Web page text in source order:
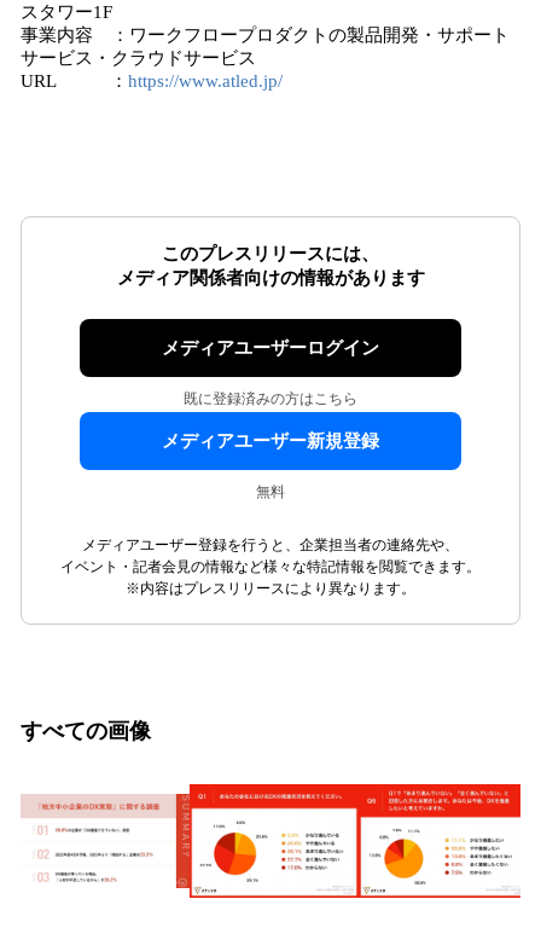
スタワー1F
事業内容 ：ワークフロープロダクトの製品開発・サポート
サービス・クラウドサービス
URL ： https://www.atled.jp/
このプレスリリースには、
メディア関係者向けの情報があります
メディアユーザーログイン
既に登録済みの方はこちら
メディアユーザー新規登録
無料
メディアユーザー登録を行うと、企業担当者の連絡先や、
イベント・記者会見の情報など様々な特記情報を閲覧できます。
※内容はプレスリリースにより異なります。
すべての画像